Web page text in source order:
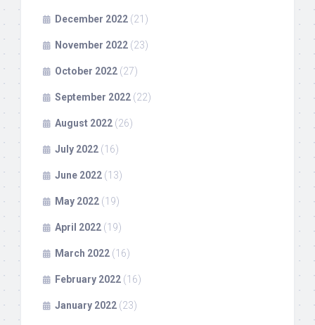
December 2022 (21)
November 2022 (23)
October 2022 (27)
September 2022 (22)
August 2022 (26)
July 2022 (16)
June 2022 (13)
May 2022 (19)
April 2022 (19)
March 2022 (16)
February 2022 (16)
January 2022 (23)